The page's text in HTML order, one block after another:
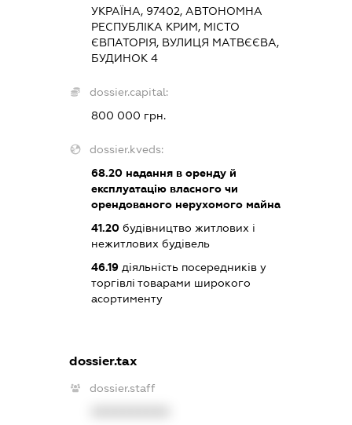
УКРАЇНА, 97402, АВТОНОМНА
РЕСПУБЛІКА КРИМ, МІСТО
ЄВПАТОРІЯ, ВУЛИЦЯ МАТВЄЄВА,
БУДИНОК 4
dossier.capital:
800 000 грн.
dossier.kveds:
68.20 надання в оренду й
експлуатацію власного чи
орендованого нерухомого майна
41.20 будівництво житлових і
нежитлових будівель
46.19 діяльність посередників у
торгівлі товарами широкого
асортименту
dossier.tax
dossier.staff